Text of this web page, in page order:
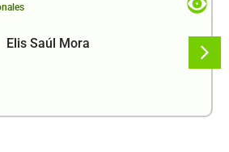
Elis Saúl Mora